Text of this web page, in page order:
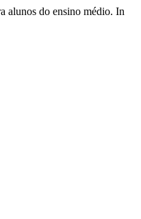
alunos do ensino médio. In